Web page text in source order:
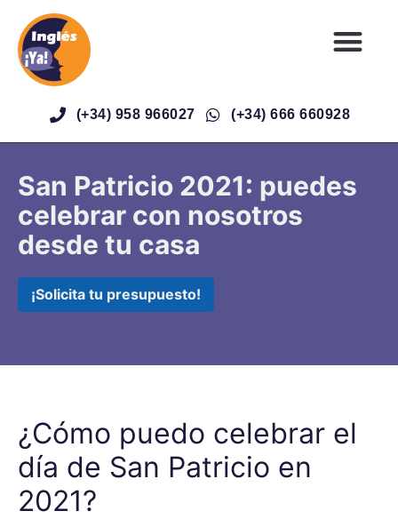
(+34) 958 966027 (+34) 666 660928
San Patricio 2021: puedes
celebrar con nosotros
desde tu casa
¡Solicita tu presupuesto!
¿Cómo puedo celebrar el
día de San Patricio en
2021?